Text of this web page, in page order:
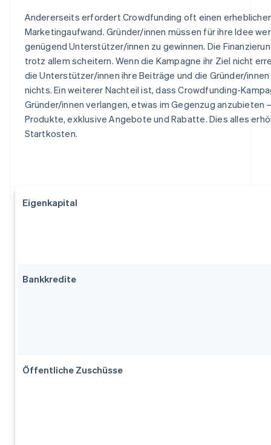
Andererseits erfordert Crowdfunding oft einen
Marketingaufwand. Gründer/innen müssen für ihre Idee
genügend Unterstützer/innen zu gewinnen. Die
trotz allem scheitern. Wenn die Kampagne ihr Ziel nicht
die Unterstützer/innen ihre Beiträge und die Gründer/
nichts. Ein weiterer Nachteil ist, dass Crowdfunding-
Gründer/innen verlangen, etwas im Gegenzug anzubieten
Produkte, exklusive Angebote und Rabatte. Dies alles
Startkosten.
Eigenkapital
Bankkredite
Öffentliche Zuschüsse